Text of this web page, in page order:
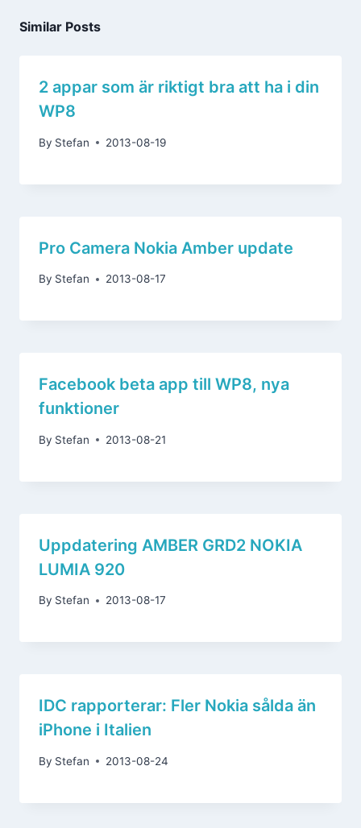
Similar Posts
2 appar som är riktigt bra att ha i din
WP8
By Stefan 2013-08-19
Pro Camera Nokia Amber update
By Stefan 2013-08-17
Facebook beta app till WP8, nya
funktioner
By Stefan 2013-08-21
Uppdatering AMBER GRD2 NOKIA
LUMIA 920
By Stefan 2013-08-17
IDC rapporterar: Fler Nokia sålda än
iPhone i Italien
By Stefan 2013-08-24